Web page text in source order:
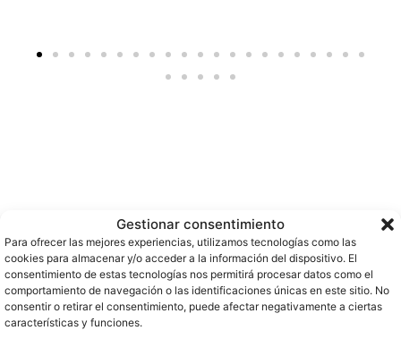
Gestionar consentimiento
Para ofrecer las mejores experiencias, utilizamos tecnologías como las
cookies para almacenar y/o acceder a la información del dispositivo. El
consentimiento de estas tecnologías nos permitirá procesar datos como el
comportamiento de navegación o las identificaciones únicas en este sitio. No
consentir o retirar el consentimiento, puede afectar negativamente a ciertas
características y funciones.
Objetivos del Grado
Medio de Técnico en
Instalaciones Eléctricas y
Automáticas